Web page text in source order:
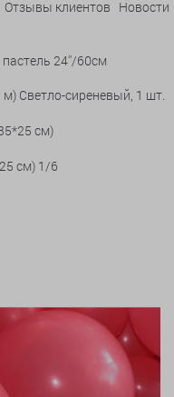
Отзывы клиентов Новости
24''/60см
Светло-сиреневый, 1 шт.
см)
см) 1/6